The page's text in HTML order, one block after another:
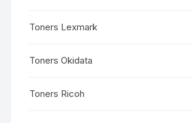
Toners Lexmark
Toners Okidata
Toners Ricoh